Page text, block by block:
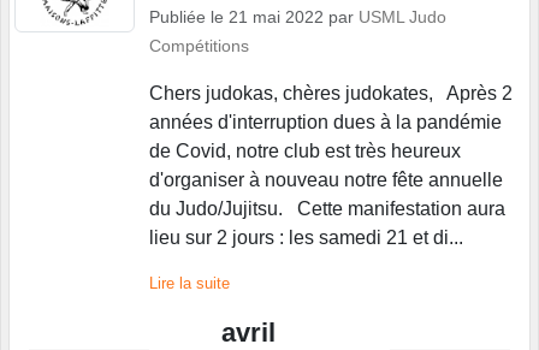
Publiée le 21 mai 2022 par USML Judo
Compétitions
Chers judokas, chères judokates, Après 2
années d'interruption dues à la pandémie
de Covid, notre club est très heureux
d'organiser à nouveau notre fête annuelle
du Judo/Jujitsu. Cette manifestation aura
lieu sur 2 jours : les samedi 21 et di...
Lire la suite
avril